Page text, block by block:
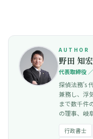
AUTHOR
野田 知宏
代表取締役
探偵法務's
兼務し、浮
まで数千件
の理事、岐
行政書士